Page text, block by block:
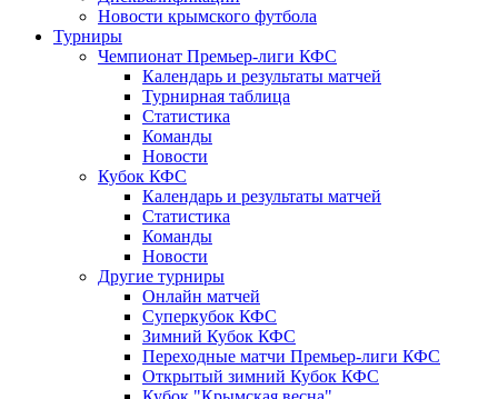
Новости крымского футбола
Турниры
Чемпионат Премьер-лиги КФС
Календарь и результаты матчей
Турнирная таблица
Статистика
Команды
Новости
Кубок КФС
Календарь и результаты матчей
Статистика
Команды
Новости
Другие турниры
Онлайн матчей
Суперкубок КФС
Зимний Кубок КФС
Переходные матчи Премьер-лиги КФС
Открытый зимний Кубок КФС